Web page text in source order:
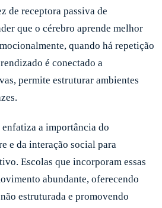
de receptora passiva de
que o cérebro aprende melhor
quando há repetição
é conectado a
permite estruturar ambientes
a importância do
e da interação social para
Escolas que incorporam essas
abundante, oferecendo
estruturada e promovendo